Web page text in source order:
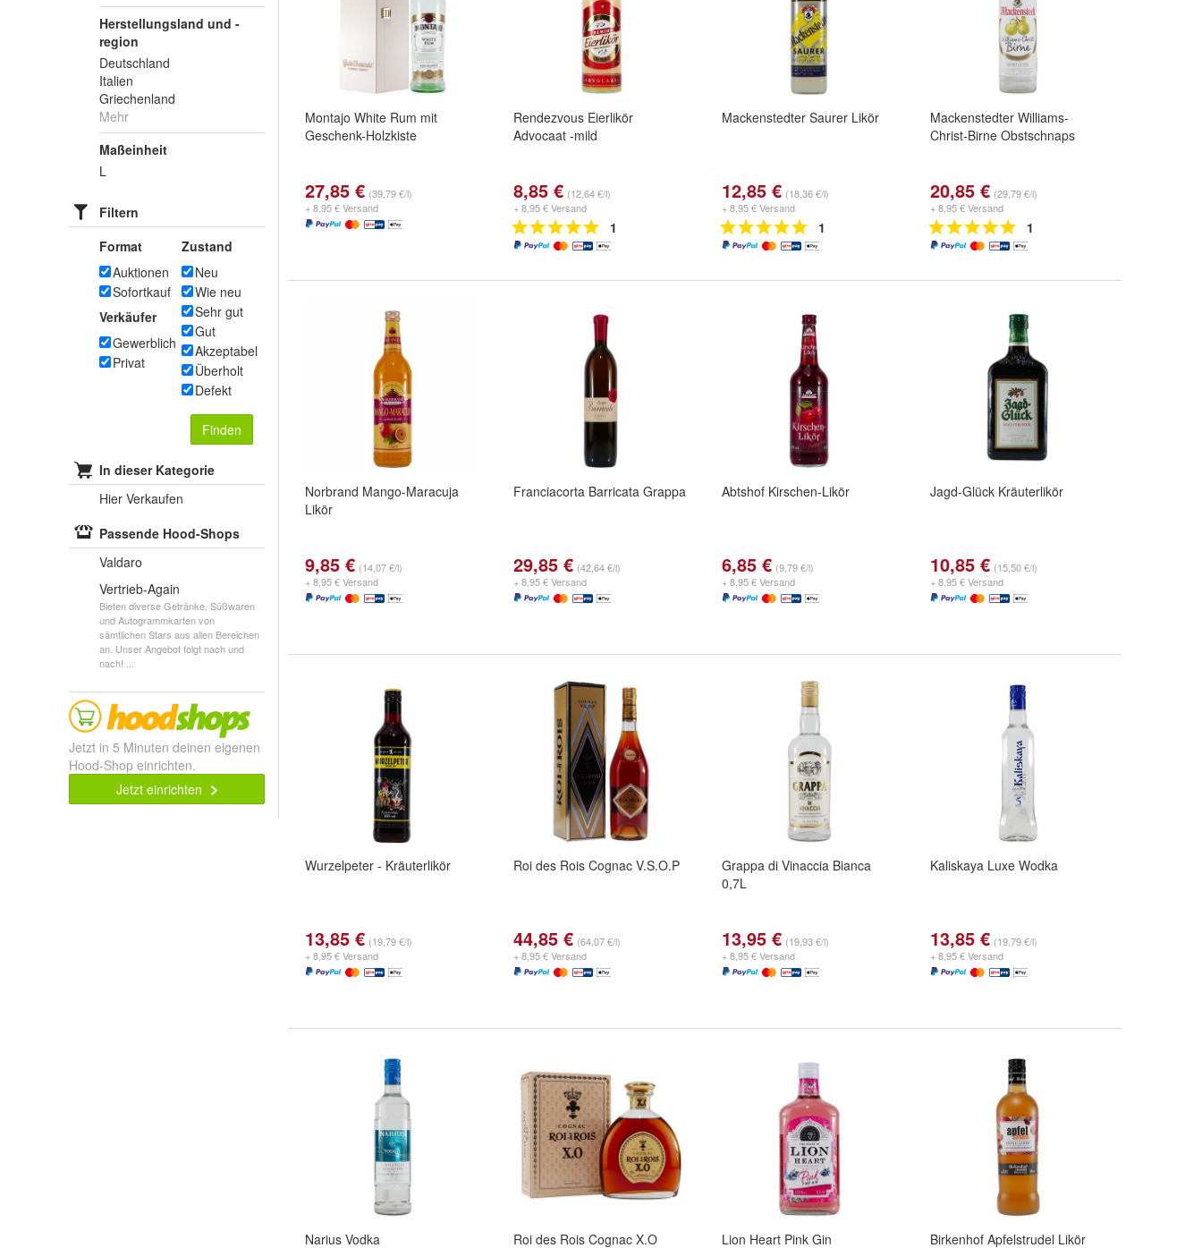
Herstellungsland und -
region
Deutschland
Italien
Griechenland
Mehr
Maßeinheit
L
Filtern
Format
Auktionen
Sofortkauf
Verkäufer
Gewerblich
Privat
Zustand
Neu
Wie neu
Sehr gut
Gut
Akzeptabel
Überholt
Defekt
Finden
In dieser Kategorie
Hier Verkaufen
Passende Hood-Shops
Valdaro
Vertrieb-Again
Bieten diverse Getränke, Süßwaren
und Autogrammkarten von
sämtlichen Stars aus allen Bereichen
an. Unser Angebot folgt nach und
nach! ...
Jetzt in 5 Minuten deinen eigenen
Hood-Shop einrichten.
Jetzt einrichten
Montajo White Rum mit
Geschenk-Holzkiste
27,85 € (39,79 €/l)
+ 8,95 € Versand
Rendezvous Eierlikör
Advocaat -mild
8,85 € (12,64 €/l)
+ 8,95 € Versand
1
Mackenstedter Saurer Likör
12,85 € (18,36 €/l)
+ 8,95 € Versand
1
Mackenstedter Williams-
Christ-Birne Obstschnaps
20,85 € (29,79 €/l)
+ 8,95 € Versand
1
Norbrand Mango-Maracuja
Likör
9,85 € (14,07 €/l)
+ 8,95 € Versand
Franciacorta Barricata Grappa
29,85 € (42,64 €/l)
+ 8,95 € Versand
Abtshof Kirschen-Likör
6,85 € (9,79 €/l)
+ 8,95 € Versand
Jagd-Glück Kräuterlikör
10,85 € (15,50 €/l)
+ 8,95 € Versand
Wurzelpeter - Kräuterlikör
13,85 € (19,79 €/l)
+ 8,95 € Versand
Roi des Rois Cognac V.S.O.P
44,85 € (64,07 €/l)
+ 8,95 € Versand
Grappa di Vinaccia Bianca
0,7L
13,95 € (19,93 €/l)
+ 8,95 € Versand
Kaliskaya Luxe Wodka
13,85 € (19,79 €/l)
+ 8,95 € Versand
Narius Vodka Roi des Rois Cognac X.O Lion Heart Pink Gin Birkenhof Apfelstrudel Likör